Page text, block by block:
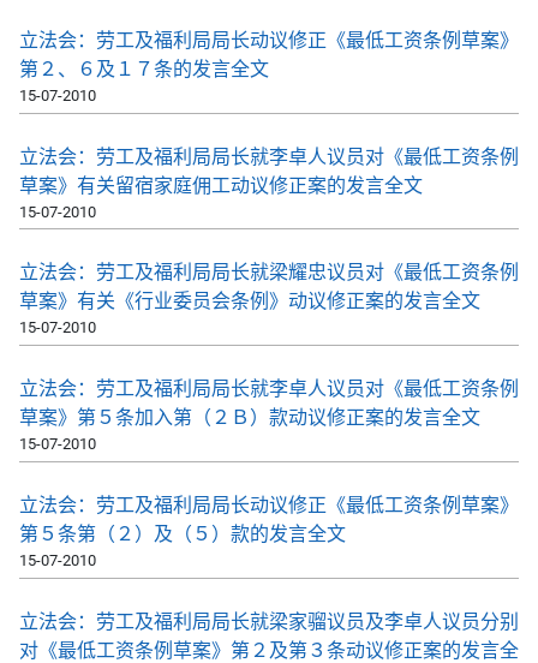
立法会：劳工及福利局局长动议修正《最低工资条例草案》
第２、６及１７条的发言全文
15-07-2010
立法会：劳工及福利局局长就李卓人议员对《最低工资条例
草案》有关留宿家庭佣工动议修正案的发言全文
15-07-2010
立法会：劳工及福利局局长就梁耀忠议员对《最低工资条例
草案》有关《行业委员会条例》动议修正案的发言全文
15-07-2010
立法会：劳工及福利局局长就李卓人议员对《最低工资条例
草案》第５条加入第（２Ｂ）款动议修正案的发言全文
15-07-2010
立法会：劳工及福利局局长动议修正《最低工资条例草案》
第５条第（２）及（５）款的发言全文
15-07-2010
立法会：劳工及福利局局长就梁家骝议员及李卓人议员分别
对《最低工资条例草案》第２及第３条动议修正案的发言全